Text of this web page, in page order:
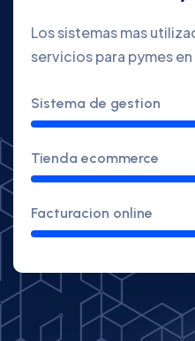
Los sistemas mas
servicios para pymes
Sistema de gestion
Tienda ecommerce
Facturacion online